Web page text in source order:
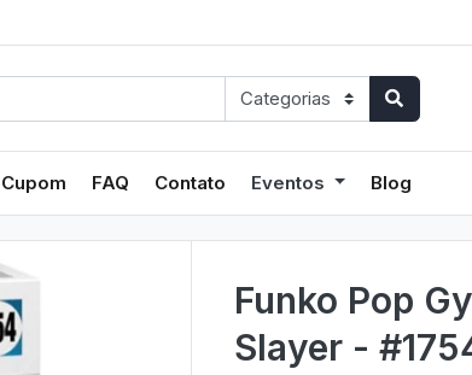
Cupom FAQ Contato Eventos Blog
Funko Pop
Slayer -